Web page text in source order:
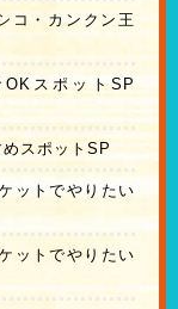
コ・カンクン王
スポットSP
スポットSP
ットでやりたい
ットでやりたい